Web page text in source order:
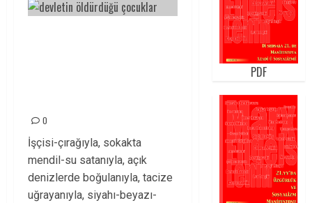
0
İşçisi-çırağıyla, sokakta
mendil-su satanıyla, açık
denizlerde boğulanıyla, tacize
uğrayanıyla, siyahı-beyazı-
PDF